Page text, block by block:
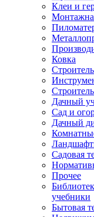
Клеи и
Ковка
Дачный
Сад и
Дачный
Садовая
Прочее
учебники
Бытовая